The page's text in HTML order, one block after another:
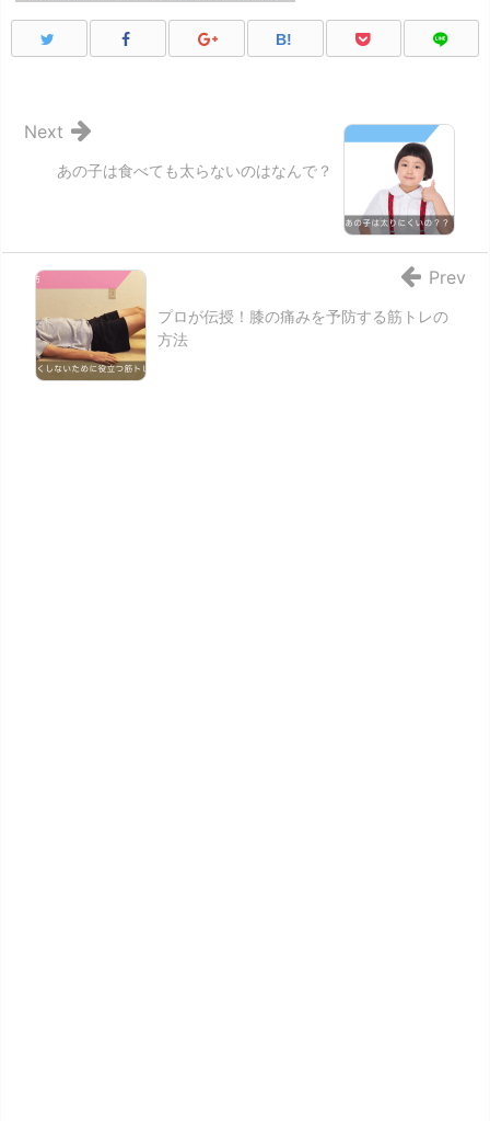
B!
あの子は食べても太らないのはなんで？
Next
プロが伝授！膝の痛みを予防する筋トレの
方法
Prev